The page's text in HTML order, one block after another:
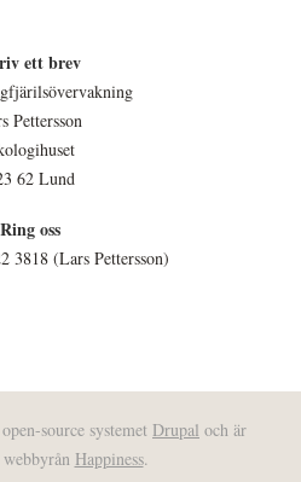
ett brev
Pettersson
62 Lund
Ring oss
3818 (Lars Pettersson)
source systemet Drupal och är
Happiness.